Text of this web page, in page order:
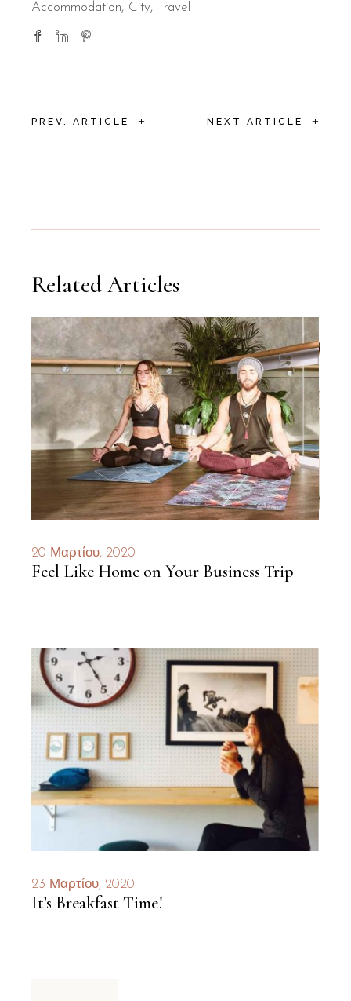
Accommodation
City Travel
PREV. ARTICLE + NEXT ARTICLE +
Related Articles
20 Μαρτίου, 2020
Feel Like Home on Your Business Trip
23 Μαρτίου, 2020
It’s Breakfast Time!